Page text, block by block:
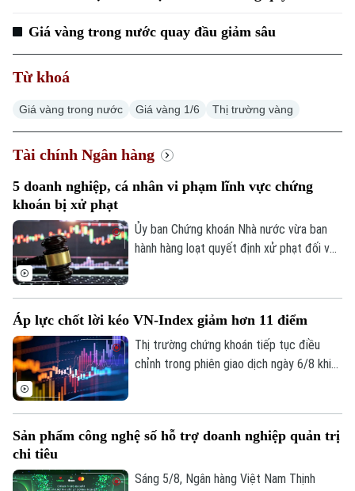
Giá vàng trong nước quay đầu giảm sâu
Từ khoá
Giá vàng trong nước Giá vàng 1/6 Thị trường vàng
Tài chính Ngân hàng
5 doanh nghiệp, cá nhân vi phạm lĩnh vực chứng
khoán bị xử phạt
Ủy ban Chứng khoán Nhà nước vừa ban
hành hàng loạt quyết định xử phạt đối với
xử phạt lên tới hơn 572 triệu đồng.
Áp lực chốt lời kéo VN-Index giảm hơn 11 điểm
Thị trường chứng khoán tiếp tục điều
chỉnh trong phiên giao dịch ngày 6/8 khi
thể phục hồi. Kết phiên, VN-Index giảm
HNX-Index cũng giảm 0,95 điểm xuống
Sản phẩm công nghệ số hỗ trợ doanh nghiệp quản trị
chi tiêu
Sáng 5/8, Ngân hàng Việt Nam Thịnh